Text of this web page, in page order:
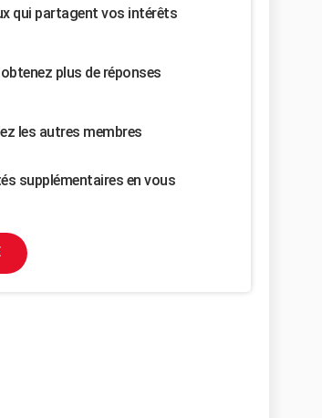
qui partagent vos intérêts
plus de réponses
les autres membres
supplémentaires en vous